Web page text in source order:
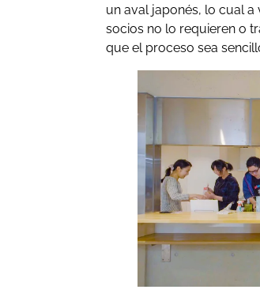
un aval japonés, lo cual
socios no lo requieren o
que el proceso sea